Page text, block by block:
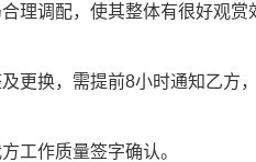
理调配，使其整体有很好观赏
更换，需提前8小时通知乙方
工作质量签字确认。